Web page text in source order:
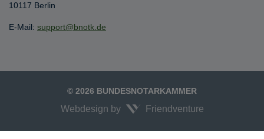
10117 Berlin
E-Mail: support@bnotk.de
© 2026 BUNDESNOTARKAMMER
Webdesign by Friendventure